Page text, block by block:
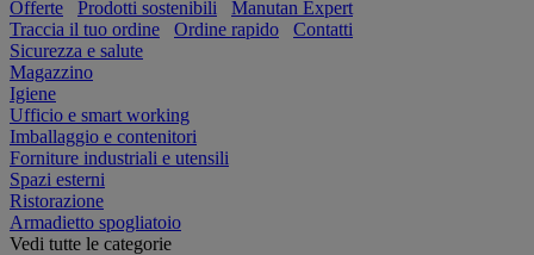
Offerte Prodotti sostenibili
Manutan Expert
Traccia il tuo ordine
Ordine rapido
Contatti
Sicurezza e salute
Magazzino
Igiene
Ufficio e smart working
Imballaggio e contenitori
Forniture industriali e utensili
Spazi esterni
Ristorazione
Armadietto spogliatoio
Vedi tutte le categorie